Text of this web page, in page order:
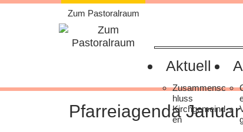
Zum Pastoralraum
Aktuell
Zusammensc
hluss
Kirchgemeind
en
Pfarreiagenda